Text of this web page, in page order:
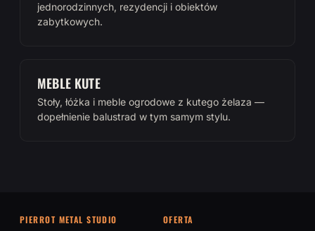
jednorodzinnych, rezydencji i obiektów
zabytkowych.
MEBLE KUTE
Stoły, łóżka i meble ogrodowe z kutego żelaza —
dopełnienie balustrad w tym samym stylu.
PIERROT METAL STUDIO OFERTA